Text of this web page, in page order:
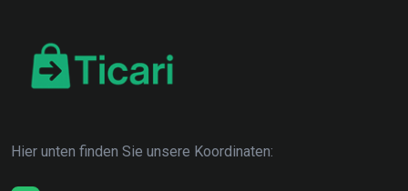
Hier unten finden Sie unsere Koordinaten: